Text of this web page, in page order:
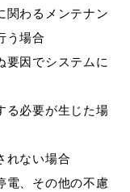
関わるメンテナン
う場合
要因でシステムに
る必要が生じた場
れない場合
電、その他の不慮